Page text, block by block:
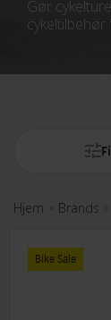
Gør
cykeltilbehør
Hjem > Brands >
Bike Sale